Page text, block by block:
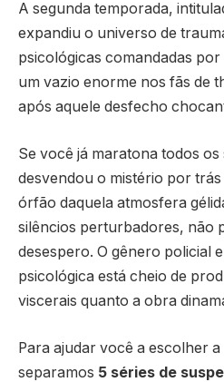
A segunda temporada,
expandiu o universo de
psicológicas comandadas
um vazio enorme nos fãs de
após aquele desfecho
Se você já maratona todos os
desvendou o mistério por
órfão daquela atmosfera
silêncios perturbadores, não
desespero. O gênero policial
psicológica está cheio de
viscerais quanto a obra
Para ajudar você a escolher
separamos 5 séries de